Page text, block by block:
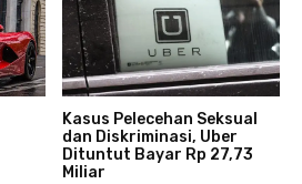
Kasus Pelecehan Seksual
dan Diskriminasi, Uber
Dituntut Bayar Rp 27,73
Miliar